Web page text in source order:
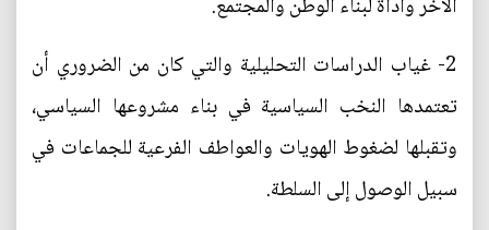
2- غياب الدراسات التحليلية والتي كان من الضروري أن
تعتمدها النخب السياسية في بناء مشروعها السياسي،
وتقبلها لضغوط الهويات والعواطف الفرعية للجماعات في
سبيل الوصول إلى السلطة.